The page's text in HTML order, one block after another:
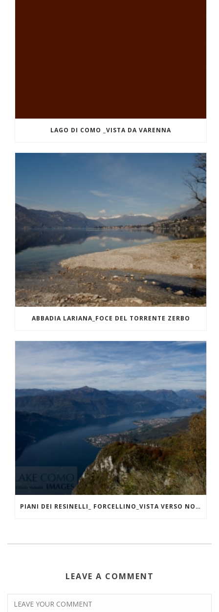
LAGO DI COMO _VISTA DA VARENNA
ABBADIA LARIANA_FOCE DEL TORRENTE ZERBO
PIANI DEI RESINELLI_ FORCELLINO_VISTA VERSO NORD
LEAVE A COMMENT